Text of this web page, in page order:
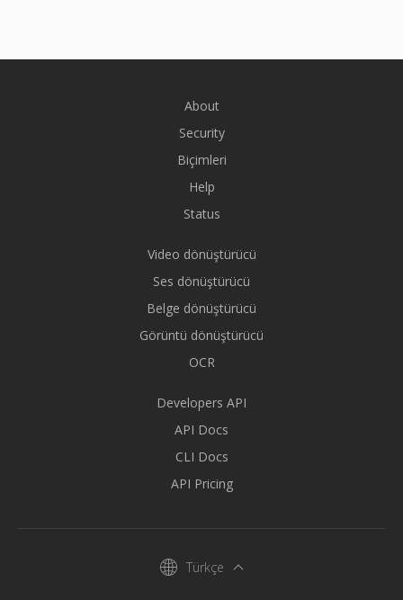
About
Security
Biçimleri
Help
Status
Video dönüştürücü
Ses dönüştürücü
Belge dönüştürücü
Görüntü dönüştürücü
OCR
Developers API
API Docs
CLI Docs
API Pricing
Türkçe